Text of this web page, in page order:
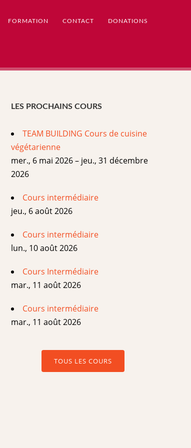
FORMATION CONTACT DONATIONS
LES PROCHAINS COURS
TEAM BUILDING Cours de cuisine
végétarienne
mer., 6 mai 2026 – jeu., 31 décembre
2026
Cours intermédiaire
jeu., 6 août 2026
Cours intermédiaire
lun., 10 août 2026
Cours Intermédiaire
mar., 11 août 2026
Cours intermédiaire
mar., 11 août 2026
TOUS LES COURS